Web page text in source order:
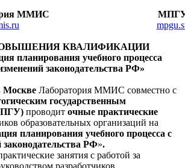
ММИС
КВАЛИФИКАЦИИ
планирования учебного процесса
законодательства РФ»
Москве Лаборатория ММИС совместно с
государственным
проводит очные практические
образовательных организаций на
планирования учебного процесса с
РФ».
занятия с работой за
разработчиков